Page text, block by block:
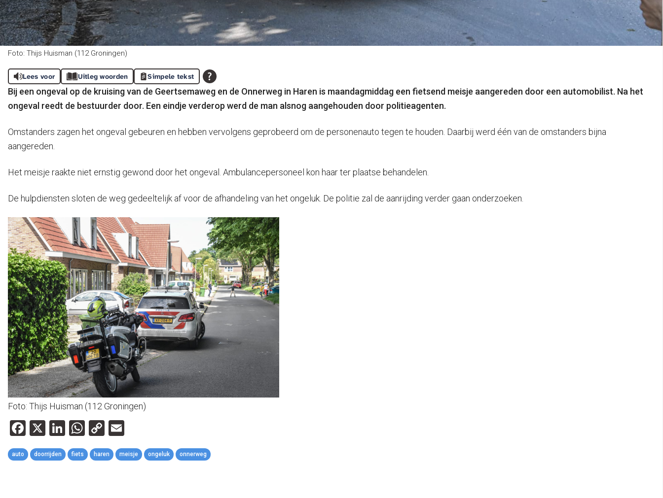
Foto: Thijs Huisman (112 Groningen)
Lees voor Uitleg woorden Simpele tekst
Bij een ongeval op de kruising van de Geertsemaweg en de Onnerweg in Haren is maandagmiddag een fietsend meisje aangereden door een automobilist. Na het
ongeval reedt de bestuurder door. Een eindje verderop werd de man alsnog aangehouden door politieagenten.
Omstanders zagen het ongeval gebeuren en hebben vervolgens geprobeerd om de personenauto tegen te houden. Daarbij werd één van de omstanders bijna
aangereden.
Het meisje raakte niet ernstig gewond door het ongeval. Ambulancepersoneel kon haar ter plaatse behandelen.
De hulpdiensten sloten de weg gedeeltelijk af voor de afhandeling van het ongeluk. De politie zal de aanrijding verder gaan onderzoeken.
Foto: Thijs Huisman (112 Groningen)
Facebook
X LinkedIn
WhatsApp
Copy
Link
auto doorrijden fiets haren meisje ongeluk onnerweg